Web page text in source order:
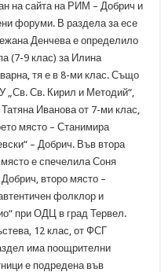
на сайта на РИМ – Добрич и
форуми. В раздела за есе
Денчева е определило
(7-9 клас) за Илина
тя е в 8-ми клас. Също
„Св. Св. Кирил и Методий“,
Иванова от 7-ми клас,
място – Станимира
– Добрич. Във втора
е спечелила Соня
второ място –
фолклор и
при ОДЦ в град Тервел.
12 клас, от ФСГ
има поощрителни
е подредена във